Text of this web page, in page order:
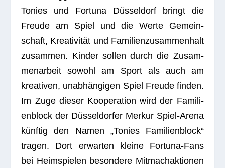
Tonies und For­tuna Düs­sel­dorf bringt die
Freude am Spiel und die Werte Gemein­
schaft, Krea­ti­vi­tät und Fami­li­en­zu­sam­men­halt
zusam­men. Kin­der sol­len durch die Zusam­
men­ar­beit sowohl am Sport als auch am
krea­ti­ven, unab­hän­gi­gen Spiel Freude fin­den.
Im Zuge die­ser Koope­ra­tion wird der Fami­li­
en­block der Düs­sel­dor­fer Mer­kur Spiel-Arena
künf­tig den Namen „Tonies Fami­li­en­block“
tra­gen. Dort erwar­ten kleine For­tuna-Fans
bei Heim­spie­len beson­dere Mit­mach­ak­tio­nen